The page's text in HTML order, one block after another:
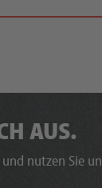
AUS.
nutzen Sie